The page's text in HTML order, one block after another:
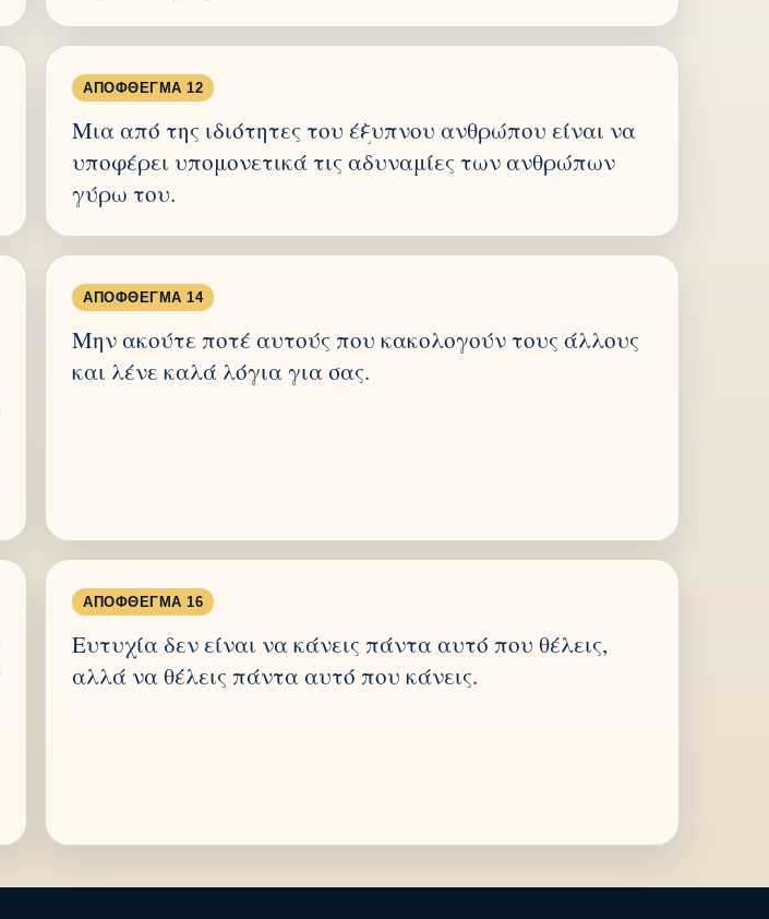
ΑΠΌΦΘΕΓΜΑ 12
Μια από της ιδιότητες του έξυπνου ανθρώπου είναι να
υποφέρει υπομονετικά τις αδυναμίες των ανθρώπων
γύρω του.
ΑΠΌΦΘΕΓΜΑ 14
Μην ακούτε ποτέ αυτούς που κακολογούν τους άλλους
και λένε καλά λόγια για σας.
ΑΠΌΦΘΕΓΜΑ 16
Ευτυχία δεν είναι να κάνεις πάντα αυτό που θέλεις,
αλλά να θέλεις πάντα αυτό που κάνεις.